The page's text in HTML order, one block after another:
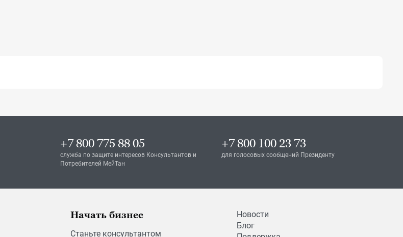
+7 800 775 88 05
служба по защите интересов Консультантов и
Потребителей МейТан
+7 800 100 23 73
для голосовых сообщений Президенту
Начать бизнес
Станьте консультантом
Новости
Блог